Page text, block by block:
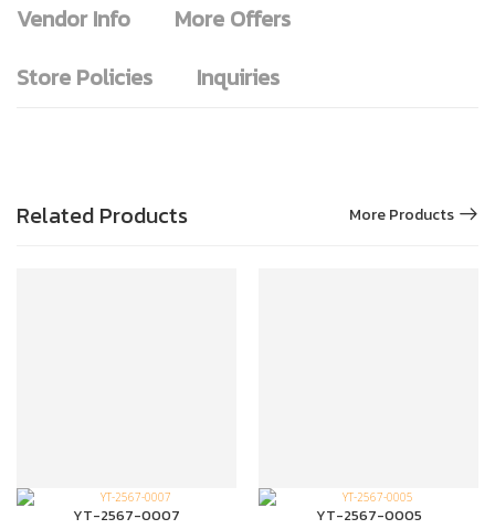
Vendor Info
More Offers
Store Policies
Inquiries
Related Products More Products
YT-2567-0007 YT-2567-0005